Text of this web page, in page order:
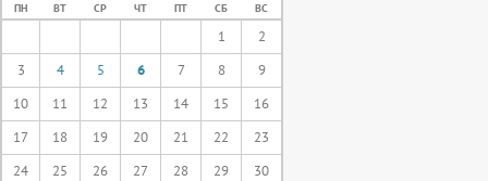
ПН ВТ СР ЧТ ПТ СБ ВС
1
2
3
4 5 6 7 8
9
10
11 12 13 14 15
16
17
18 19 20 21 22
23
24
25 26 27 28 29
30